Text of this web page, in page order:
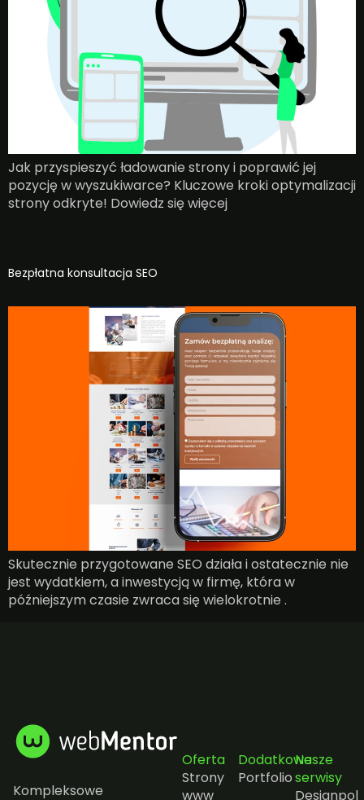
Jak przyspieszyć ładowanie strony i poprawić jej
pozycję w wyszukiwarce? Kluczowe kroki optymalizacji
strony odkryte! Dowiedz się więcej
Bezpłatna konsultacja SEO
Skutecznie przygotowane SEO działa i ostatecznie nie
jest wydatkiem, a inwestycją w firmę, która w
późniejszym czasie zwraca się wielokrotnie .
Kompleksowe
Oferta
Strony
www
Dodatkowe
Portfolio
Nasze
serwisy
Designpol